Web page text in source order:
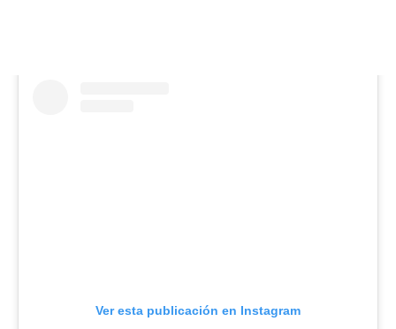
Ver esta publicación en Instagram